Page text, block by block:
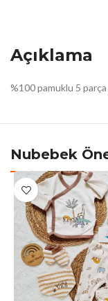
Açıklama
%100 pamuklu 5
Nubebek